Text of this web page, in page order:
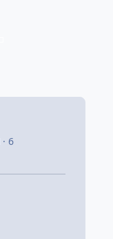
· 6